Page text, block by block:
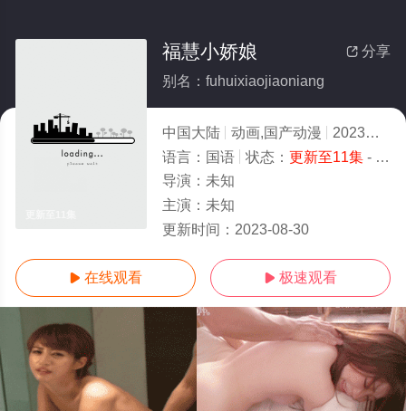
 分享
福慧小娇娘
别名：fuhuixiaojiaoniang
中国大陆 动画,国产动漫 2023
10.0
语言： 国语 状态： 更新至11集- 免费在线观看
导演： 未知
主演： 未知
更新时间： 2023-08-30
 在线观看  极速观看